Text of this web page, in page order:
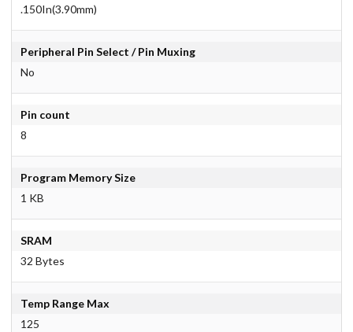
.150In(3.90mm)
Peripheral Pin Select / Pin Muxing
No
Pin count
8
Program Memory Size
1 KB
SRAM
32 Bytes
Temp Range Max
125